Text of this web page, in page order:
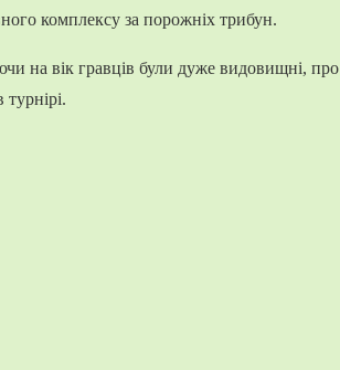
комплексу за порожніх трибун.
на вік гравців були дуже видовищні, про